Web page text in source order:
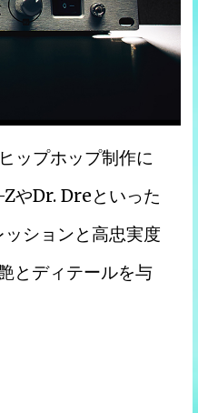
ップホップ制作に
やDr. Dreといった
ションと高忠実度
とディテールを与